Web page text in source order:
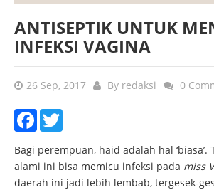
ANTISEPTIK UNTUK
INFEKSI VAGINA
26 Sep, 2017 By redaksi 0
Facebook
Bagi perempuan, haid adalah hal ‘biasa’.
alami ini bisa memicu infeksi pada miss V
daerah ini jadi lebih lembab, tergesek-